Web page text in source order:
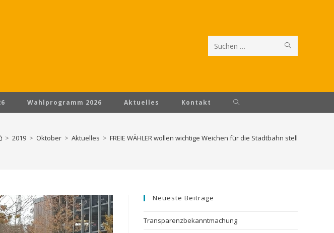
Diese
Wahlprogramm 2026 Aktuelles Kontakt
> 2019 > Oktober > Aktuelles > FREIE WÄHLER wollen wichtige Weichen für die Stadtbahn stellen
Neueste Beiträge
Transparenzbekanntmachung